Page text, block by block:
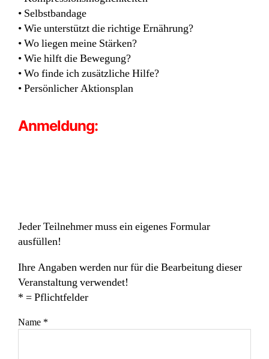
• Selbstbandage
• Wie unterstützt die richtige Ernährung?
• Wo liegen meine Stärken?
• Wie hilft die Bewegung?
• Wo finde ich zusätzliche Hilfe?
• Persönlicher Aktionsplan
Anmeldung:
Jeder Teilnehmer muss ein eigenes Formular
ausfüllen!
Ihre Angaben werden nur für die Bearbeitung dieser
Veranstaltung verwendet!
* = Pflichtfelder
Name *